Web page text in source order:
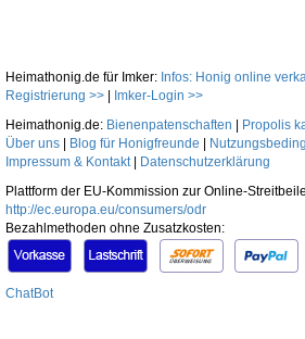
Heimathonig.de für Imker: Infos: Honig online
Registrierung >>
Imker-Login >>
Heimathonig.de: Bienenpatenschaften Propolis
Über uns
Blog für Honigfreunde
Impressum & Kontakt|
Datenschutzerklärung
Plattform der EU-Kommission zur Online-
http://ec.europa.eu/consumers/odr
Bezahlmethoden ohne Zusatzkosten:
ChatBot